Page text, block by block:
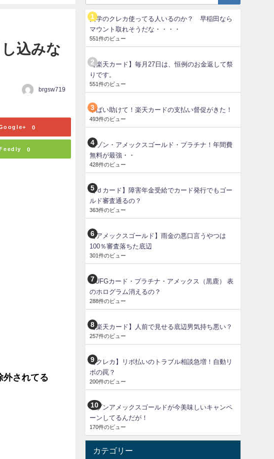
込みな
brgsw719
0
0
外されてる
大学のクレカ使ってる人いるのか？ 早稲田なら
マウント取れそうだな・・・・
551件のビュー
【楽天カード】毎月27日は、恒例のお金返して祭
りです。
551件のビュー
やばい助けて！楽天カードの支払い督促がきた！
493件のビュー
セゾン・アメックスゴールド・プラチナ！年間費
無料が最強・・
428件のビュー
【ｄカード】障害年金受給でカード発行でもゴー
ルド審査通るの？
363件のビュー
【アメックスゴールド】雨金の悪口言うやつは
100％審査落ちた底辺
301件のビュー
MUFGカード・プラチナ・アメックス（黒鹿） 表
のホログラム消えるの？
288件のビュー
【楽天カード】人前で見せる底辺男気持ち悪い？
257件のビュー
【クレカ】リボ払いのトラブル相談急増！自動リ
ボの罠？
200件のビュー
セゾンアメックスゴールドが今美味しいキャンペ
ーンしてるんだが！
170件のビュー
カテゴリー